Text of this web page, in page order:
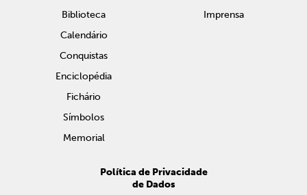
Biblioteca
Calendário
Conquistas
Enciclopédia
Fichário
Símbolos
Memorial
Imprensa
Política de Privacidade
de Dados